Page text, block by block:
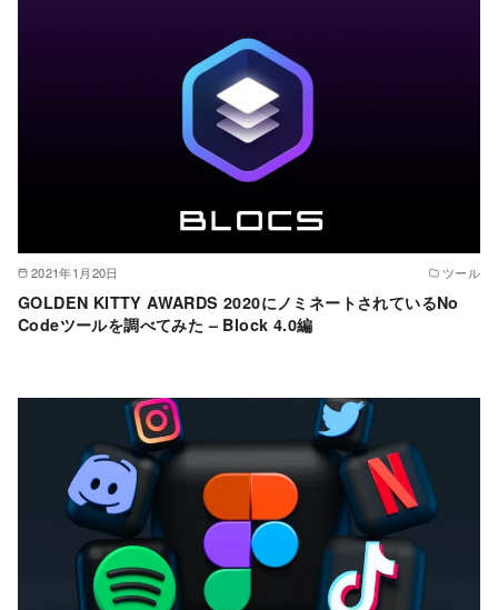
2021年1月20日 ツール
GOLDEN KITTY AWARDS 2020にノミネートされているNo
Codeツールを調べてみた – Block 4.0編